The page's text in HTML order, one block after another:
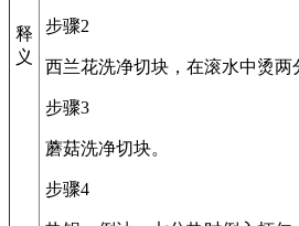
释
义
步骤2
西兰花洗净切块，在滚水中烫两
步骤3
蘑菇洗净切块。
步骤4